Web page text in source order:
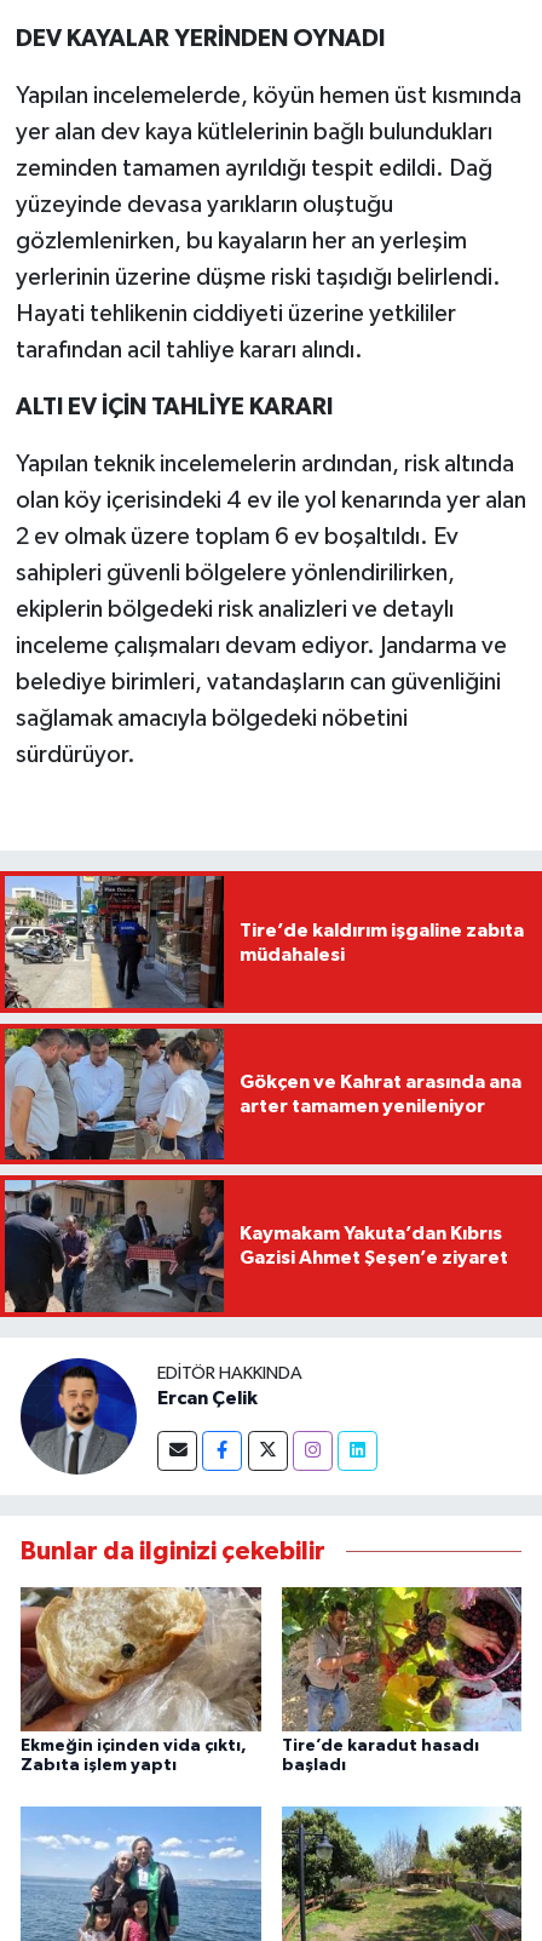
DEV KAYALAR YERİNDEN OYNADI
Yapılan incelemelerde, köyün hemen üst kısmında
yer alan dev kaya kütlelerinin bağlı bulundukları
zeminden tamamen ayrıldığı tespit edildi. Dağ
yüzeyinde devasa yarıkların oluştuğu
gözlemlenirken, bu kayaların her an yerleşim
yerlerinin üzerine düşme riski taşıdığı belirlendi.
Hayati tehlikenin ciddiyeti üzerine yetkililer
tarafından acil tahliye kararı alındı.
ALTI EV İÇİN TAHLİYE KARARI
Yapılan teknik incelemelerin ardından, risk altında
olan köy içerisindeki 4 ev ile yol kenarında yer alan
2 ev olmak üzere toplam 6 ev boşaltıldı. Ev
sahipleri güvenli bölgelere yönlendirilirken,
ekiplerin bölgedeki risk analizleri ve detaylı
inceleme çalışmaları devam ediyor. Jandarma ve
belediye birimleri, vatandaşların can güvenliğini
sağlamak amacıyla bölgedeki nöbetini
sürdürüyor.
Tire’de kaldırım işgaline zabıta
müdahalesi
Gökçen ve Kahrat arasında ana
arter tamamen yenileniyor
Kaymakam Yakuta’dan Kıbrıs
Gazisi Ahmet Şeşen’e ziyaret
EDITÖR HAKKINDA
Ercan Çelik
Bunlar da ilginizi çekebilir
Ekmeğin içinden vida çıktı,
Zabıta işlem yaptı
Tire’de karadut hasadı
başladı